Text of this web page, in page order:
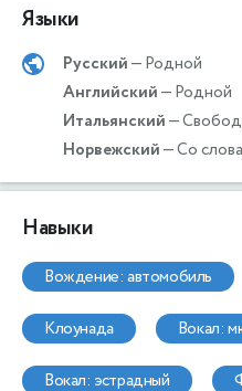
Языки
Русский— Родной
Английский— Родной
Итальянский—
Норвежский— Со
Навыки
вождение: автомобиль
клоунада вокал:
вокал: эстрадный